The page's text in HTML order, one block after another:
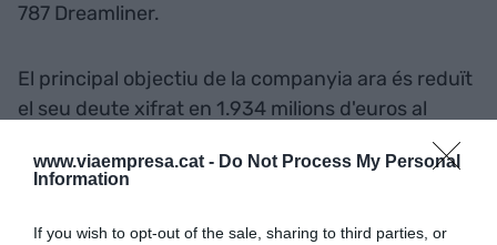
www.viaempresa.cat - Do Not Process My Personal
Information
If you wish to opt-out of the sale, sharing to third parties, or
787 Dreamliner.
El principal objectiu de la companyia ara és reduït
el seu deute xifrat en 1.934 milions d'euros al
canvi (20.000 milions de corones noruegues) i
obtenir entre 4.000 milions d'euros i 5.000 milions
d'una emissió de drets als accionistes actuals,